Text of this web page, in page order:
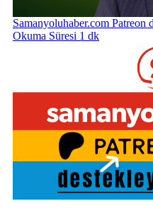
Samanyoluhaber.com
Okuma Süresi 1 dk